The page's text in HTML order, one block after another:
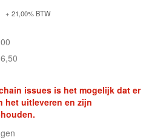
+ 21,00% BTW
issues is het mogelijk dat er
het uitleveren en zijn